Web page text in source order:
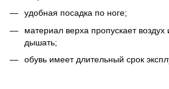
удобная посадка по ноге;
материал верха пропускает воздух
дышать;
обувь имеет длительный срок